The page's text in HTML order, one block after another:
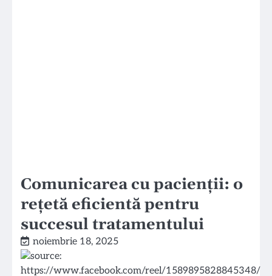
Comunicarea cu pacienții: o
rețetă eficientă pentru
succesul tratamentului
noiembrie 18, 2025